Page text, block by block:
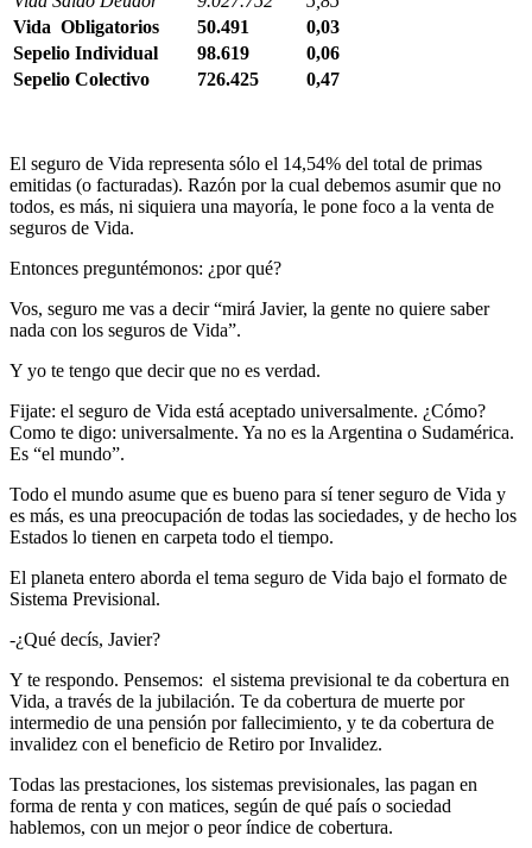
Vida Obligatorios
50.491
0,03
Sepelio Individual
98.619
0,06
Sepelio Colectivo
726.425 0,47
El seguro de Vida representa sólo el 14,54% del total de primas
emitidas (o facturadas). Razón por la cual debemos asumir que no
todos, es más, ni siquiera una mayoría, le pone foco a la venta de
seguros de Vida.
Entonces preguntémonos: ¿por qué?
Vos, seguro me vas a decir “mirá Javier, la gente no quiere saber
nada con los seguros de Vida”.
Y yo te tengo que decir que no es verdad.
Fijate: el seguro de Vida está aceptado universalmente. ¿Cómo?
Como te digo: universalmente. Ya no es la Argentina o Sudamérica.
Es “el mundo”.
Todo el mundo asume que es bueno para sí tener seguro de Vida y
es más, es una preocupación de todas las sociedades, y de hecho los
Estados lo tienen en carpeta todo el tiempo.
El planeta entero aborda el tema seguro de Vida bajo el formato de
Sistema Previsional.
-¿Qué decís, Javier?
Y te respondo. Pensemos: el sistema previsional te da cobertura en
Vida, a través de la jubilación. Te da cobertura de muerte por
intermedio de una pensión por fallecimiento, y te da cobertura de
invalidez con el beneficio de Retiro por Invalidez.
Todas las prestaciones, los sistemas previsionales, las pagan en
forma de renta y con matices, según de qué país o sociedad
hablemos, con un mejor o peor índice de cobertura.